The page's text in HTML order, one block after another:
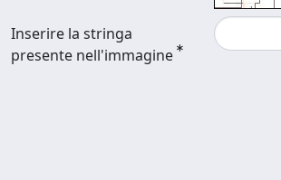
Inserire la stringa
presente nell'immagine